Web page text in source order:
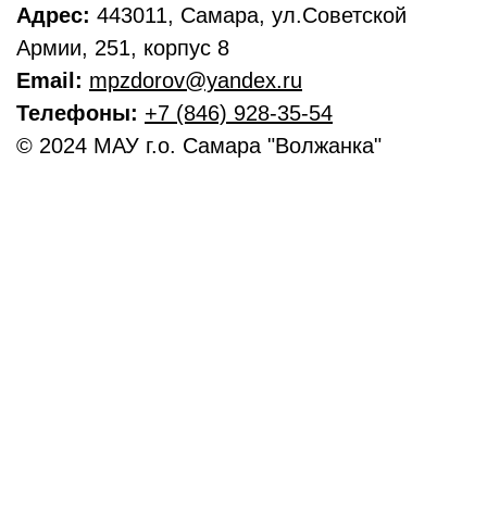
Адрес: 443011, Самара, ул.Советской
Армии, 251, корпус 8
Email: mpzdorov@yandex.ru
Телефоны: +7 (846) 928-35-54
© 2024 МАУ г.о. Самара "Волжанка"